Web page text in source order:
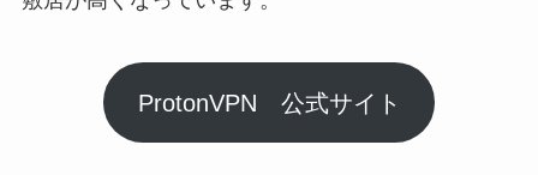
ProtonVPN 公式サイト